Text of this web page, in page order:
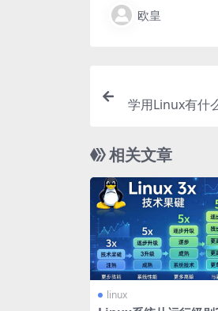
欧皇
学用Linux有什
相关文章
linux